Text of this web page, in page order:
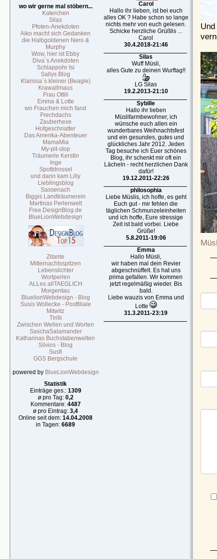
wo wir gerne mal stöbern...
Katerchen
Silas
Pfoten-Anekdoten
Aiko macht sich Gedanken
die Halbgoldenen Nero &
Murphy
Wow, hier ist Ebby
Diva`s Anekdoten
Schlappohr Isi
Sallys Blog
Klarissa`s kleiner (Beagle)
Krawallmaus
Frau Ottili
Emma & Lotte
wo Frauchen mich fand
Frechdachs
Zauberhexe
Hofgeschnatter
Das Amerika-Abenteuer
MamaMia
My-pit-stop
Träumerle Kerstin
Inge
Spottdrossel
und dann kam Lilly
Lieblingsblog
Sassenach
Biggis Landträumerein
Martinas Perlenwelt
Free.DesignBlog.de
BlueLionWebdesign
Zitante
Mitternachtsspitzen
Lebenslichter
Wortperlen
ALLes allTAEGLICH
Morgentau
BluelionWebdesign - Blog
Susis Wollecke - Postfiliale
Mitwitz
Tirilli
Zwischen Wellen und Worten
SaschaSalamander
Katharinas Buchstabenwelten
Silvios - Blog
Susfi
GGS Bergschule
powered by BlueLionWebdesign
Statistik
Einträge ges.: 1309
ø pro Tag: 0,2
Kommentare: 4487
ø pro Eintrag:3,4
Online seit dem:14.04.2008
in Tagen:6689
Carol
Hallo ihr lieben, ist bei euch
alles OK ? Habe schon so lange
nichts mehr von euch gelesen.
Schicke herzliche Grüßlis ...
Carol
30.4.2018-21:46
Silas
Wuff Müsli,
alles Gute zu deinen Wurftag!!
LG Silas
19.2.2013-21:10
Sybille
Hallo ihr lieben
Müslifarmbewohner, ich
wünsche euch allen ein
wunderbares Weihnachtsfest
und ein gesundes, gutes und
glückliches Jahr 2012. Jeden
Tag besuche ich Euer schönes
Blog, ihr schenkt mir oft ein
Lächeln - recht herzlichen Dank
dafür!
19.12.2011-22:26
philosophia
Liebe Müslis, ich hoffe, es geht
Euch gut - mir fehlen die
täglichen Schmunzeleinheiten
und ich hoffe, Eure stressige
Zeit ist bald vorbei. Liebe
Grüße!
5.8.2011-19:06
Emma
Hallo Müsli,
wir haben mal dein Revier
abgeschnüffelt. Es hat uns
prima gefallen. Wir kommen
jetzt regelmäßig wieder. Bis
bald.
Liebe wauzis von Emma und
Lotte
31.3.2011-23:19